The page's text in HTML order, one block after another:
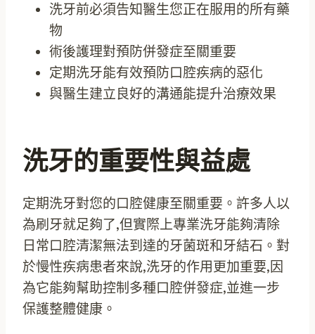
洗牙前必須告知醫生您正在服用的所有藥
物
術後護理對預防併發症至關重要
定期洗牙能有效預防口腔疾病的惡化
與醫生建立良好的溝通能提升治療效果
洗牙的重要性與益處
定期洗牙對您的口腔健康至關重要。許多人以
為刷牙就足夠了,但實際上專業洗牙能夠清除
日常口腔清潔無法到達的牙菌斑和牙結石。對
於慢性疾病患者來說,洗牙的作用更加重要,因
為它能夠幫助控制多種口腔併發症,並進一步
保護整體健康。